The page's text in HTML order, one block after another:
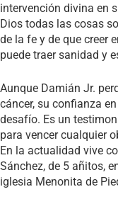
intervención divina en
Dios todas las cosas
de la fe y de que creer
puede traer sanidad y
Aunque Damián Jr.
cáncer, su confianza
desafío. Es un
para vencer cualquier
En la actualidad vive
Sánchez, de 5 añitos,
iglesia Menonita de